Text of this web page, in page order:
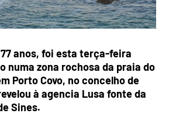
anos, foi esta terça-feira
numa zona rochosa da praia do
Porto Covo, no concelho de
à agencia Lusa fonte da
Sines.